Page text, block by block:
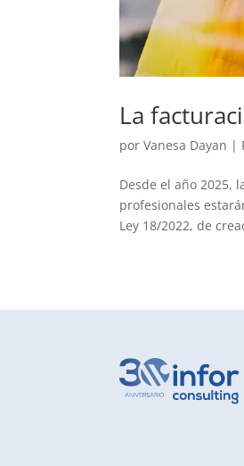
La
porVanesa Dayan |
Desde el año 2025,
profesionales
Ley 18/2022, de